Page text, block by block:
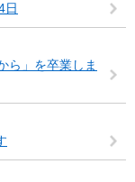
日
ら」を卒業しま